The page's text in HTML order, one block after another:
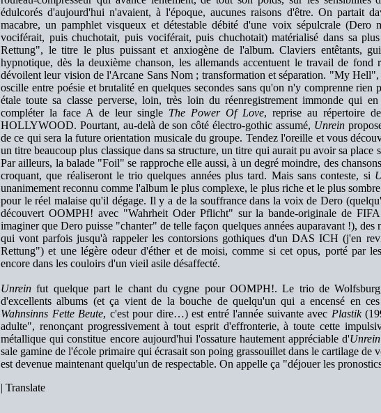
édulcorés d'aujourd'hui n'avaient, à l'époque, aucunes raisons d'être. On partait
macabre, un pamphlet visqueux et détestable débité d'une voix sépulcrale (Dero
vociférait, puis chuchotait, puis vociférait, puis chuchotait) matérialisé dans sa
Rettung", le titre le plus puissant et anxiogène de l'album. Claviers entêtants,
hypnotique, dès la deuxième chanson, les allemands accentuent le travail de fond
dévoilent leur vision de l'Arcane Sans Nom ; transformation et séparation. "My
oscille entre poésie et brutalité en quelques secondes sans qu'on n'y comprenne rien
étale toute sa classe perverse, loin, très loin du réenregistrement immonde qui
compléter la face A de leur single The Power Of Love, reprise au répertoire
HOLLYWOOD. Pourtant, au-delà de son côté électro-gothic assumé, Unrein
de ce qui sera la future orientation musicale du groupe. Tendez l'oreille et vous
un titre beaucoup plus classique dans sa structure, un titre qui aurait pu avoir sa place
Par ailleurs, la balade "Foil" se rapproche elle aussi, à un degré moindre, des
croquant, que réaliseront le trio quelques années plus tard. Mais sans conteste, si
unanimement reconnu comme l'album le plus complexe, le plus riche et le plus
pour le réel malaise qu'il dégage. Il y a de la souffrance dans la voix de Dero
découvert OOMPH! avec "Wahrheit Oder Pflicht" sur la bande-originale de
imaginer que Dero puisse "chanter" de telle façon quelques années auparavant !), des
qui vont parfois jusqu'à rappeler les contorsions gothiques d'un DAS ICH (j'en
Rettung") et une légère odeur d'éther et de moisi, comme si cet opus, porté par
encore dans les couloirs d'un vieil asile désaffecté.
Unrein fut quelque part le chant du cygne pour OOMPH!. Le trio de
d'excellents albums (et ça vient de la bouche de quelqu'un qui a encensé en
Wahnsinns Fette Beute, c'est pour dire…) est entré l'année suivante avec Plastik
adulte", renonçant progressivement à tout esprit d'effronterie, à toute cette
métallique qui constitue encore aujourd'hui l'ossature hautement appréciable d'Unrein
sale gamine de l'école primaire qui écrasait son poing grassouillet dans le cartilage de
est devenue maintenant quelqu'un de respectable. On appelle ça "déjouer les
| Translate